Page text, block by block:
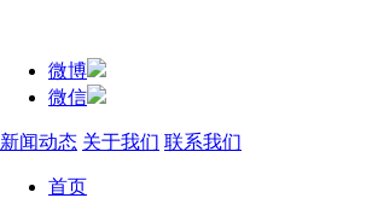
微博
微信
新闻动态 关于我们 联系我们
首页